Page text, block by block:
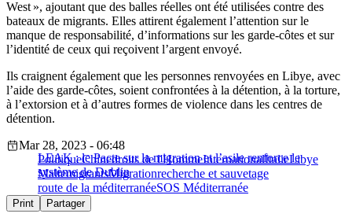
West », ajoutant que des balles réelles ont été utilisées contre des
bateaux de migrants. Elles attirent également l’attention sur le
manque de responsabilité, d’informations sur les garde-côtes et sur
l’identité de ceux qui reçoivent l’argent envoyé.
Ils craignent également que les personnes renvoyées en Libye, avec
l’aide des garde-côtes, soient confrontées à la détention, à la torture,
à l’extorsion et à d’autres formes de violence dans les centres de
détention.
LEAK : le Pacte sur la migration et l’asile renforce le
système de Dublin
Mar 28, 2023 - 06:48
PolitiqueChinedroits de l'HommeInternationalItalieLibye
MaltemigrantsMigrationrecherche et sauvetage
route de la méditerranéeSOS Méditerranée
Print Partager